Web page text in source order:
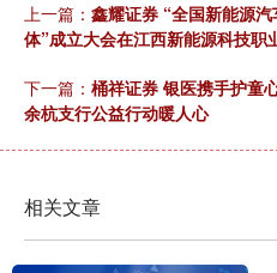
上一篇： 鑫耀证券 “全国新能源
体”成立大会在江西新能源科技职
下一篇： 桶祥证券 银医携手护
余杭支行公益行动暖人心
相关文章